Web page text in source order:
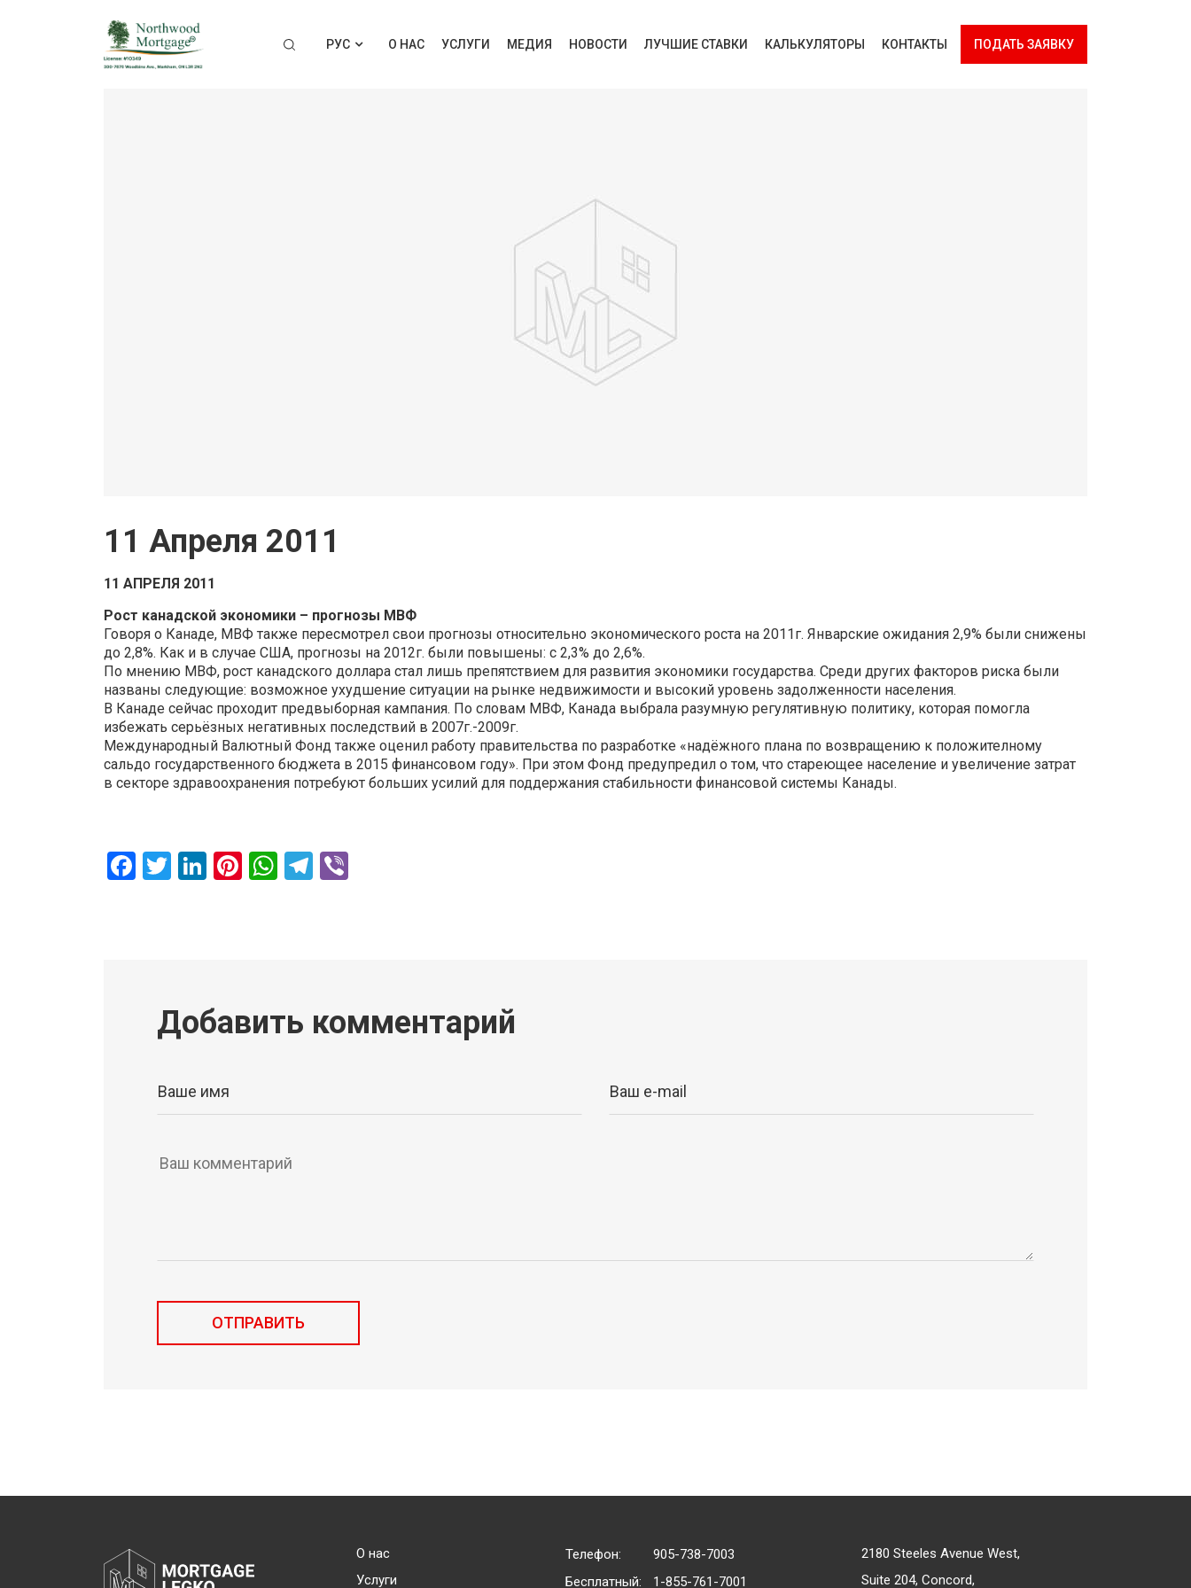
РУС О НАС УСЛУГИ МЕДИЯ НОВОСТИ ЛУЧШИЕ СТАВКИ КАЛЬКУЛЯТОРЫ КОНТАКТЫ ПОДАТЬ ЗАЯВКУ
11 Апреля 2011
11 АПРЕЛЯ 2011
Рост канадской экономики – прогнозы МВФ
Говоря о Канаде, МВФ также пересмотрел свои прогнозы относительно экономического роста на 2011г. Январские ожидания 2,9% были снижены
до 2,8%. Как и в случае США, прогнозы на 2012г. были повышены: с 2,3% до 2,6%.
По мнению МВФ, рост канадского доллара стал лишь препятствием для развития экономики государства. Среди других факторов риска были
названы следующие: возможное ухудшение ситуации на рынке недвижимости и высокий уровень задолженности населения.
В Канаде сейчас проходит предвыборная кампания. По словам МВФ, Канада выбрала разумную регулятивную политику, которая помогла
избежать серьёзных негативных последствий в 2007г.-2009г.
Международный Валютный Фонд также оценил работу правительства по разработке «надёжного плана по возвращению к положителному
сальдо государственного бюджета в 2015 финансовом году». При этом Фонд предупредил о том, что стареющее население и увеличение затрат
в секторе здравоохранения потребуют больших усилий для поддержания стабильности финансовой системы Канады.
Facebook
Twitter
LinkedIn
Pinterest
WhatsApp
Telegram
Добавить комментарий
О нас
Услуги
Телефон:
905-738-7003
Бесплатный:
1-855-761-7001
2180 Steeles Avenue West,
Suite 204, Concord,